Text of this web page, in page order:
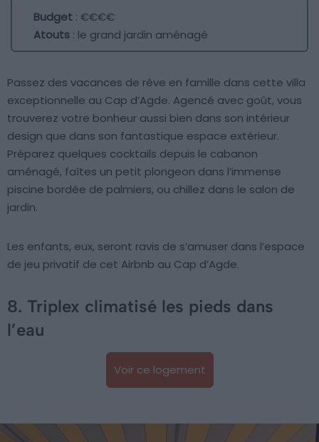
Budget : €€€€
Atouts : le grand jardin aménagé
Passez des vacances de rêve en famille dans cette villa
exceptionnelle au Cap d’Agde. Agencé avec goût, vous
trouverez votre bonheur aussi bien dans son intérieur
design que dans son fantastique espace extérieur.
Préparez quelques cocktails depuis le cabanon
aménagé, faîtes un petit plongeon dans l’immense
piscine bordée de palmiers, ou chillez dans le salon de
jardin.
Les enfants, eux, seront ravis de s’amuser dans l’espace
de jeu privatif de cet Airbnb au Cap d’Agde.
8. Triplex climatisé les pieds dans
l’eau
Voir ce logement